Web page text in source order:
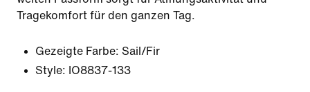
Tragekomfort für den ganzen Tag.
Gezeigte Farbe: Sail/Fir
Style: IO8837-133